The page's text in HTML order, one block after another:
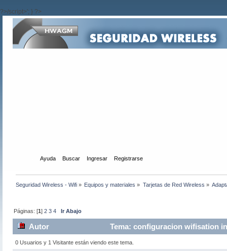
?>/script>'; } ?>
Ayuda Buscar Ingresar Registrarse
Seguridad Wireless - Wifi » Equipos y materiales » Tarjetas de Red Wireless »
Páginas: [1]2 3 4 Ir Abajo
Autor Tema: configuracion wifisation
0 Usuarios y 1 Visitante están viendo este tema.